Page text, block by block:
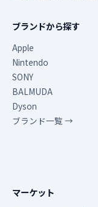
ブランドから探す
Apple
Nintendo
SONY
BALMUDA
Dyson
ブランド一覧 →
マーケット